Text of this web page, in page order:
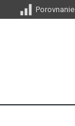
Porovnanie